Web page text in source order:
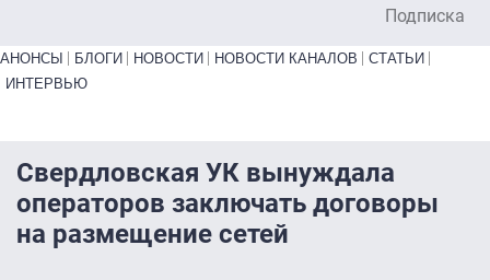
Подписка
Primary links bottom
АНОНСЫ БЛОГИ НОВОСТИ НОВОСТИ КАНАЛОВ
СТАТЬИ
ИНТЕРВЬЮ
Свердловская УК вынуждала
операторов заключать договоры
на размещение сетей